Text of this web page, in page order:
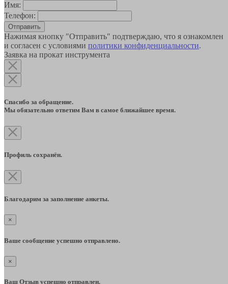
Имя:
Телефон:
Отправить
Нажимая кнопку "Отправить" подтверждаю, что я ознакомлен
и согласен с условиями политики конфиденциальности.
Заявка на прокат инструмента
Спасибо за обращение.
Мы обязательно ответим Вам в самое ближайшее время.
Профиль сохранён.
Благодарим за заполнение анкеты.
×
Ваше сообщение успешно отправлено.
×
Ваш Отзыв успешно отправлен.